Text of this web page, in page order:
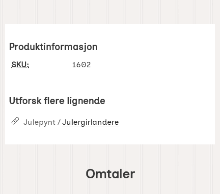
Produktinformasjon
SKU: 1602
Utforsk flere lignende
Julepynt / Julergirlandere
Omtaler